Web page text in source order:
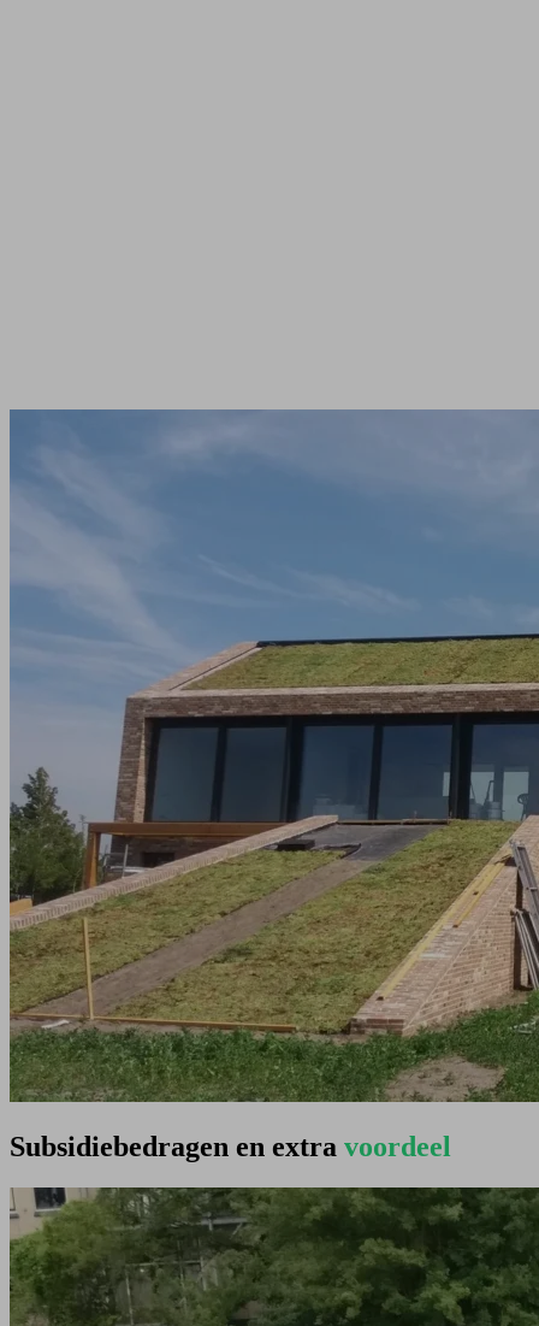
Subsidiebedragen en extra voordeel